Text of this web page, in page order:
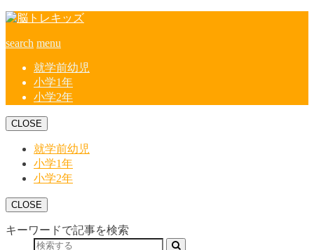
search menu
就学前幼児
小学1年
小学2年
CLOSE
就学前幼児
小学1年
小学2年
CLOSE
キーワードで記事を検索